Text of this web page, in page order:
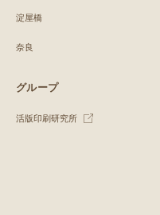
淀屋橋
奈良
グループ
活版印刷研究所